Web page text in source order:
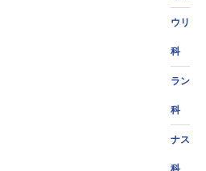
ウリ
科
ラン
科
ナス